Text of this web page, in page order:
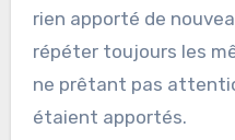
rien apporté de
répéter toujours les
ne prêtant pas
étaient apportés.